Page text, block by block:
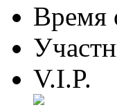
Время
V.I.P.